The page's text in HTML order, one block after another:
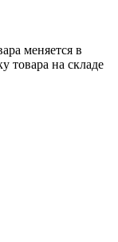
меняется в
товара на складе